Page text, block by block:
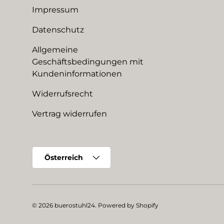
Impressum
Datenschutz
Allgemeine
Geschäftsbedingungen mit
Kundeninformationen
Widerrufsrecht
Vertrag widerrufen
Land/Region
Österreich
© 2026 buerostuhl24. Powered by Shopify